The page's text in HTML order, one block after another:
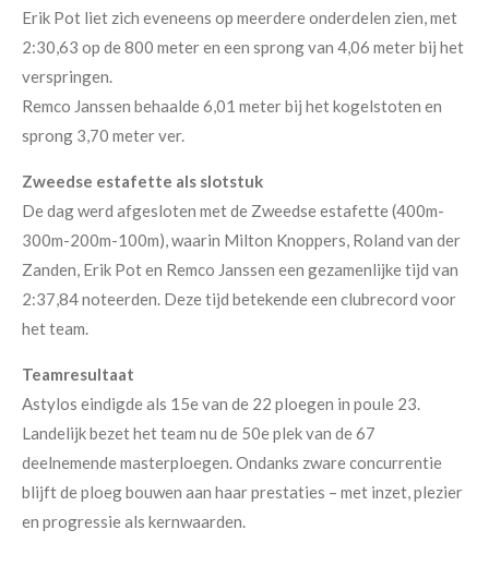
Erik Pot liet zich eveneens op meerdere onderdelen zien, met
2:30,63 op de 800 meter en een sprong van 4,06 meter bij het
verspringen.
Remco Janssen behaalde 6,01 meter bij het kogelstoten en
sprong 3,70 meter ver.
Zweedse estafette als slotstuk
De dag werd afgesloten met de Zweedse estafette (400m-
300m-200m-100m), waarin Milton Knoppers, Roland van der
Zanden, Erik Pot en Remco Janssen een gezamenlijke tijd van
2:37,84 noteerden. Deze tijd betekende een clubrecord voor
het team.
Teamresultaat
Astylos eindigde als 15e van de 22 ploegen in poule 23.
Landelijk bezet het team nu de 50e plek van de 67
deelnemende masterploegen. Ondanks zware concurrentie
blijft de ploeg bouwen aan haar prestaties – met inzet, plezier
en progressie als kernwaarden.